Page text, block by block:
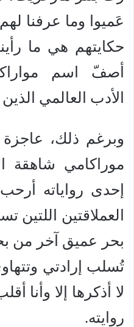
عَميوا وما عرفنا
حكايتهم هي ما
أصفّ اسم
الأدب العالمي
وبرغم ذلك، عاجزة
موراكامي شاهقة
إحدى رواياته
العملاقتين اللتين
بحر عميق آخر من
تُسلب إرادتي
لا أذكرها إلا وأنا
روايته.